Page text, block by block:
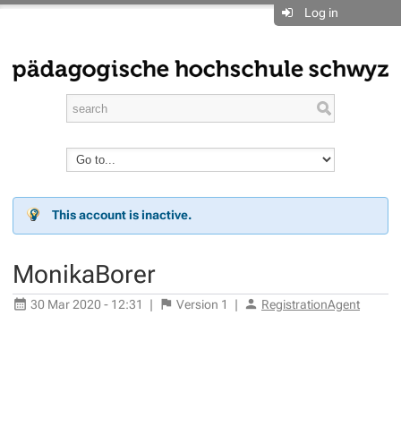
Log in
This account is inactive.
MonikaBorer
30 Mar 2020 - 12:31 | Version 1 | RegistrationAgent